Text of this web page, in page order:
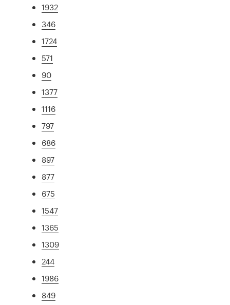
1932
346
1724
571
90
1377
1116
797
686
897
877
675
1547
1365
1309
244
1986
849